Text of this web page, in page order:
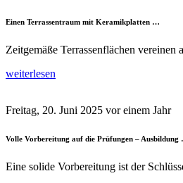
Einen Terrassentraum mit Keramikplatten …
Zeitgemäße Terrassenflächen
weiterlesen
Freitag, 20. Juni 2025 vor einem Jahr
Volle Vorbereitung auf die Prüfungen – Ausbildung
Eine solide Vorbereitung ist der